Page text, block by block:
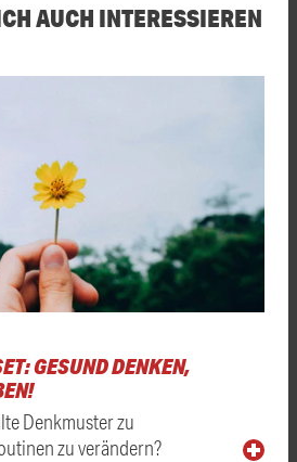
AUCH INTERESSIEREN
GESUND DENKEN,
Denkmuster zu
zu verändern?